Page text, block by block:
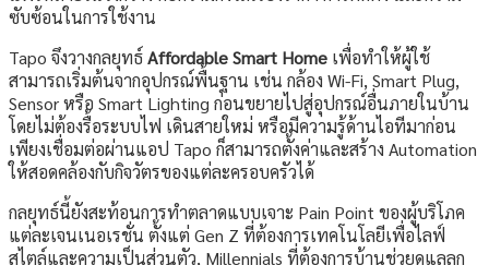
ซับซ้อนในการใช้งาน
Tapo จึงวางกลยุทธ์Affordable Smart Home เพื่อทำให้ผู้ใช้
สามารถเริ่มต้นจากอุปกรณ์พื้นฐาน เช่น กล้อง Wi-Fi, Smart Plug,
Sensor หรือ Smart Lighting ก่อนขยายไปสู่อุปกรณ์อื่นภายในบ้าน
โดยไม่ต้องรื้อระบบไฟ เดินสายใหม่ หรือมีความรู้ด้านไอทีมาก่อน
เพียงเชื่อมต่อผ่านแอป Tapo ก็สามารถตั้งค่าและสร้าง Automation
ให้สอดคล้องกับกิจวัตรของแต่ละครอบครัวได้
กลยุทธ์นี้ยังสะท้อนการทำตลาดแบบเจาะ Pain Point ของผู้บริโภค
แต่ละเจนเนอเรชั่น ตั้งแต่ Gen Z ที่ต้องการเทคโนโลยีเพื่อไลฟ์
สไตล์และความเป็นส่วนตัว, Millennials ที่ต้องการบ้านช่วยดูแลลูก